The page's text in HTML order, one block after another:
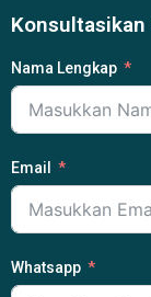
Konsultasikan
Nama Lengkap
Email
Whatsapp